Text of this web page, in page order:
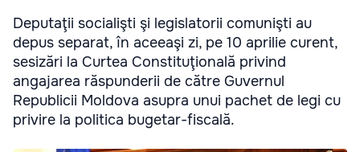
Deputaţii socialişti şi legislatorii comunişti au
depus separat, în aceeaşi zi, pe 10 aprilie curent,
sesizări la Curtea Constituţională privind
angajarea răspunderii de către Guvernul
Republicii Moldova asupra unui pachet de legi cu
privire la politica bugetar-fiscală.